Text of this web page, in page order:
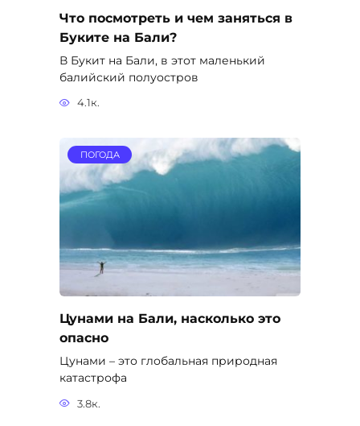
Что посмотреть и чем заняться в
Буките на Бали?
В Букит на Бали, в этот маленький
балийский полуостров
4.1к.
ПОГОДА
Цунами на Бали, насколько это
опасно
Цунами – это глобальная природная
катастрофа
3.8к.